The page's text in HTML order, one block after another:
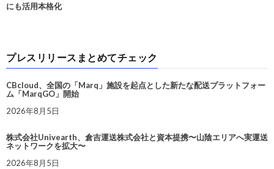
にも活用本格化
プレスリリースまとめてチェック
CBcloud、全国の「Marq」施設を起点とした新たな配送プラットフォー
ム「MarqGO」開始
2026年8月5日
株式会社Univearth、倉吉運送株式会社と資本提携〜山陰エリアへ実運送
ネットワークを拡大〜
2026年8月5日